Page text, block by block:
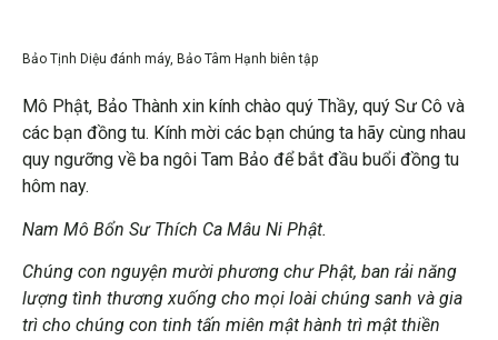
Bảo Tịnh Diệu đánh máy, Bảo Tâm Hạnh biên tập
Mô Phật, Bảo Thành xin kính chào quý Thầy, quý Sư Cô và
các bạn đồng tu. Kính mời các bạn chúng ta hãy cùng nhau
quy ngưỡng về ba ngôi Tam Bảo để bắt đầu buổi đồng tu
hôm nay.
Nam Mô Bổn Sư Thích Ca Mâu Ni Phật.
Chúng con nguyện mười phương chư Phật, ban rải năng
lượng tình thương xuống cho mọi loài chúng sanh và gia
trì cho chúng con tinh tấn miên mật hành trì mật thiền